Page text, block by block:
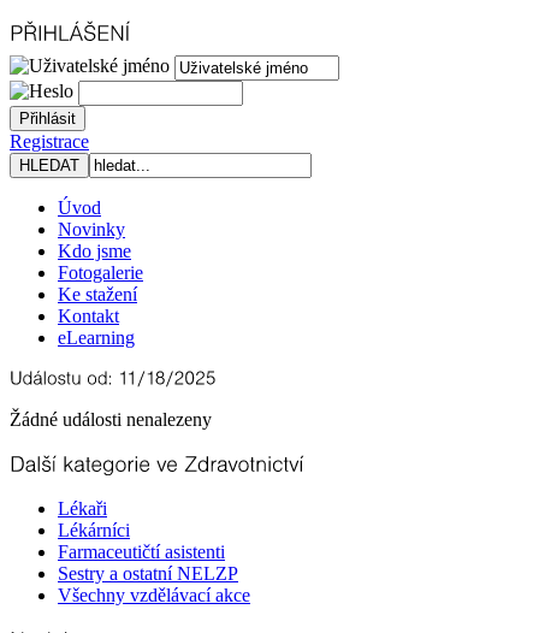
Registrace
Úvod
Novinky
Kdo jsme
Fotogalerie
Ke stažení
Kontakt
eLearning
Žádné události nenalezeny
Lékaři
Lékárníci
Farmaceutičtí asistenti
Sestry a ostatní NELZP
Všechny vzdělávací akce